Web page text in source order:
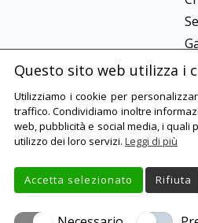
Creato daLocal
Questo sito web utilizza i
Utilizziamo i cookie per
traffico. Condividiamo inoltre
web, pubblicità e social media, i
utilizzo dei loro servizi. Leggi di più
Accetta selezionato Rifiuta